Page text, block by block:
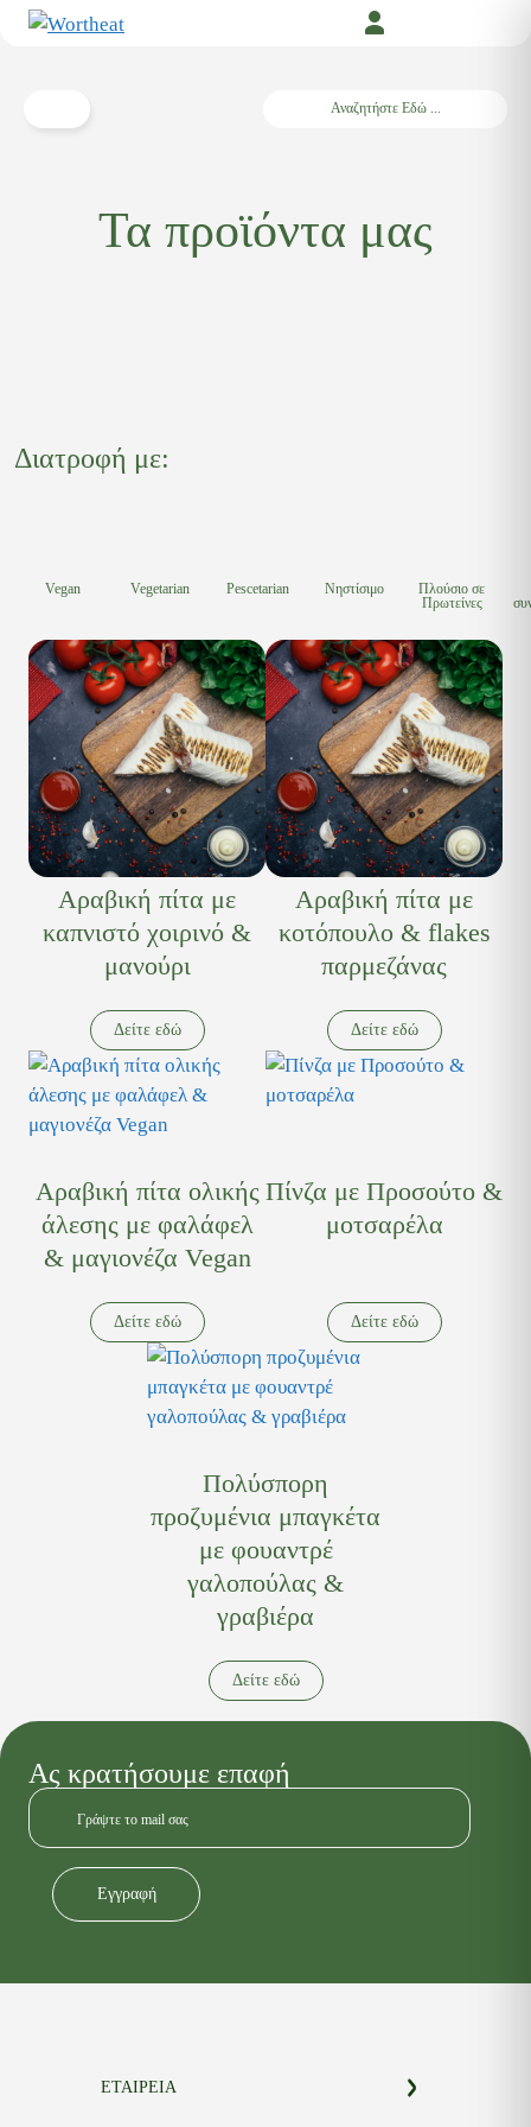
Μετάβαση
Search
Τα προϊόντα μας
Διατροφή με:
Vegan Vegetarian Pescetarian Νηστίσιμο
Πλούσιο σε
Πρωτείνες
Αραβική πίτα με
καπνιστό χοιρινό &
μανούρι
Δείτε εδώ
Αραβική πίτα με
κοτόπουλο & flakes
παρμεζάνας
Δείτε εδώ
Αραβική πίτα ολικής
άλεσης με φαλάφελ
& μαγιονέζα Vegan
Δείτε εδώ
Πίνζα με Προσούτο &
μοτσαρέλα
Δείτε εδώ
Πολύσπορη
προζυμένια μπαγκέτα
με φουαντρέ
γαλοπούλας &
γραβιέρα
Δείτε εδώ
Ας κρατήσουμε επαφή
Εγγραφή
ΕΤΑΙΡΕΙΑ